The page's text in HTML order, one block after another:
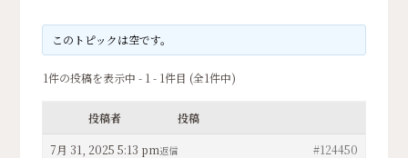
このトピックは空です。
1件の投稿を表示中 - 1 - 1件目 (全1件中)
投稿者 投稿
7月 31, 2025 5:13 pm #124450
返信